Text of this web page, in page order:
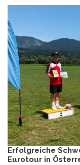
Erfolgreiche
Eurotour in